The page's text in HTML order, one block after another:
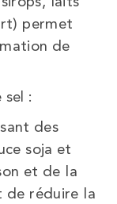
permet
de
:
des
soja et
et de la
de réduire la